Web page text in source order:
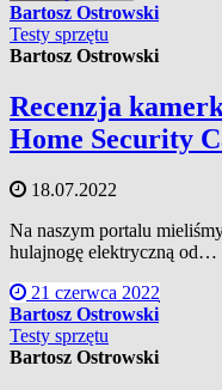
Bartosz Ostrowski
Testy sprzętu
Bartosz Ostrowski
Recenzja
Home Security
18.07.2022
Na naszym portalu
hulajnogę elektryczną od…
21 czerwca 2022
Bartosz Ostrowski
Testy sprzętu
Bartosz Ostrowski